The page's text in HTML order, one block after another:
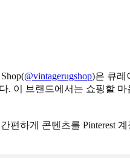
@vintagerugshop)은 큐레
이 브랜드에서는 쇼핑할
편하게 콘텐츠를 Pinterest